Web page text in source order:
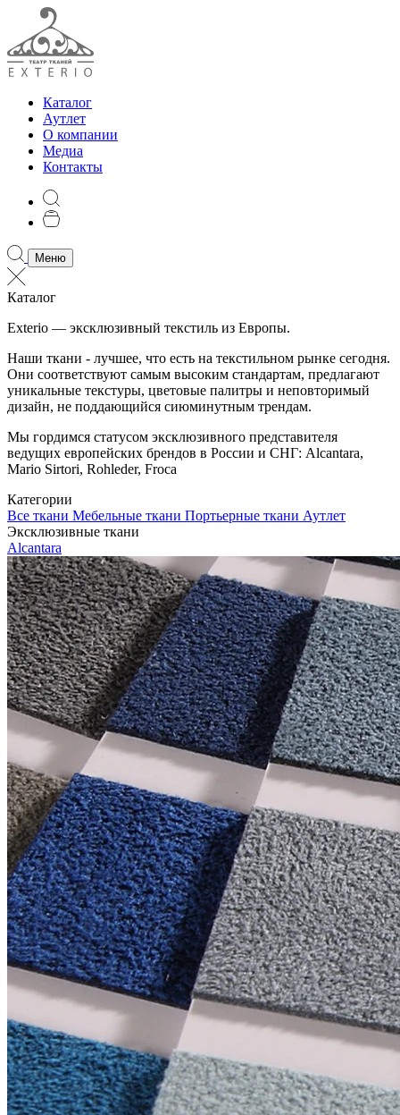
Каталог
Аутлет
О компании
Медиа
Контакты
Меню
Каталог
Exterio — эксклюзивный текстиль из Европы.
Наши ткани - лучшее, что есть на текстильном рынке сегодня.
Они соответствуют самым высоким стандартам, предлагают
уникальные текстуры, цветовые палитры и неповторимый
дизайн, не поддающийся сиюминутным трендам.
Мы гордимся статусом эксклюзивного представителя
ведущих европейских брендов в России и СНГ: Alcantara,
Mario Sirtori, Rohleder, Froca
Категории
Все ткани Мебельные ткани Портьерные ткани Аутлет
Эксклюзивные ткани
Alcantara